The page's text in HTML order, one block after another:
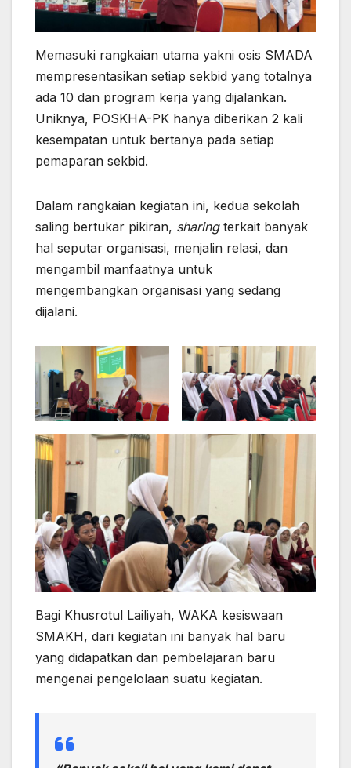
Memasuki rangkaian utama yakni osis SMADA
mempresentasikan setiap sekbid yang totalnya
ada 10 dan program kerja yang dijalankan.
Uniknya, POSKHA-PK hanya diberikan 2 kali
kesempatan untuk bertanya pada setiap
pemaparan sekbid.
Dalam rangkaian kegiatan ini, kedua sekolah
saling bertukar pikiran, sharingterkait banyak
hal seputar organisasi, menjalin relasi, dan
mengambil manfaatnya untuk
mengembangkan organisasi yang sedang
dijalani.
Bagi Khusrotul Lailiyah, WAKA kesiswaan
SMAKH, dari kegiatan ini banyak hal baru
yang didapatkan dan pembelajaran baru
mengenai pengelolaan suatu kegiatan.